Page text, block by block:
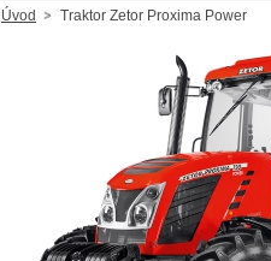
Úvod Traktor Zetor Proxima Power